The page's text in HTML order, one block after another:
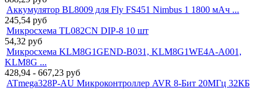
Аккумулятор BL8009 для Fly FS451 Nimbus 1 1800 мАч ...
245,54 руб
Микросхема TL082CN DIP-8 10 шт
54,32 руб
Микросхема KLM8G1GEND-B031, KLM8G1WE4A-A001,
KLM8G ...
428,94 - 667,23 руб
ATmega328P-AU Микроконтроллер AVR 8-Бит 20МГц 32КБ